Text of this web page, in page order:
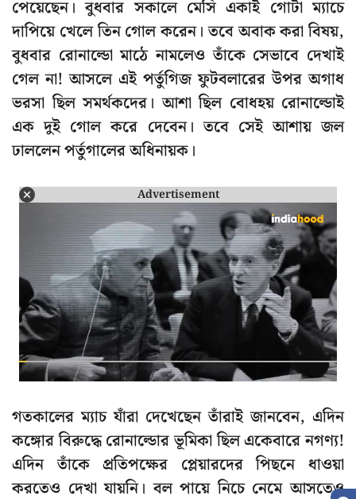
পেয়েছেন। বুধবার সকালে মেসি একাই গোটা ম্যাচে
দাপিয়ে খেলে তিন গোল করেন। তবে অবাক করা বিষয়,
বুধবার রোনাল্ডো মাঠে নামলেও তাঁকে সেভাবে দেখাই
গেল না! আসলে এই পর্তুগিজ ফুটবলারের উপর অগাধ
ভরসা ছিল সমর্থকদের। আশা ছিল বোধহয় রোনাল্ডোই
এক দুই গোল করে দেবেন। তবে সেই আশায় জল
ঢাললেন পর্তুগালের অধিনায়ক।
Advertisement
গতকালের ম্যাচ যাঁরা দেখেছেন তাঁরাই জানবেন, এদিন
কঙ্গোর বিরুদ্ধে রোনাল্ডোর ভূমিকা ছিল একেবারে নগণ্য!
এদিন তাঁকে প্রতিপক্ষের প্লেয়ারদের পিছনে ধাওয়া
করতেও দেখা যায়নি। বল পায়ে নিচে নেমে আসতেও